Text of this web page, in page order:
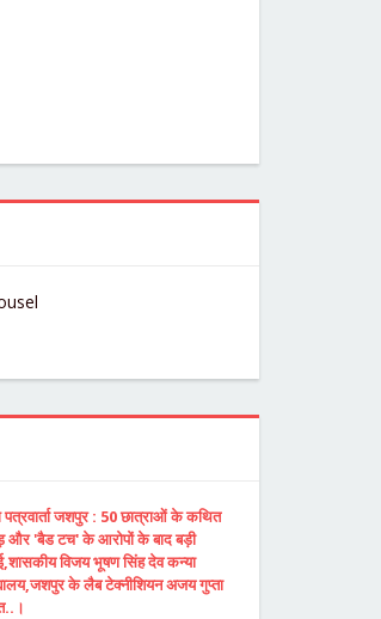
पत्रवार्ता जशपुर : 50 छात्राओं के कथित
और 'बैड टच' के आरोपों के बाद बड़ी
विजय भूषण सिंह देव कन्या
के लैब टेक्नीशियन अजय गुप्ता